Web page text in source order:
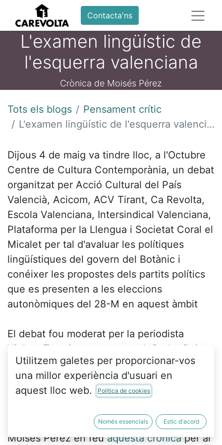
Contacta'ns
L'examen lingüístic de
l'esquerra valenciana
Crònica de Moisés Pérez
Tots els blogs
Pensament crític
L'examen lingüístic de l'esquerra valenciana
Dijous 4 de maig va tindre lloc, a l'Octubre
Centre de Cultura Contemporània, un debat
organitzat per Acció Cultural del País
Valencià, Acicom, ACV Tirant, Ca Revolta,
Escola Valenciana, Intersindical Valenciana,
Plataforma per la Llengua i Societat Coral el
Micalet per tal d'avaluar les polítiques
lingüístiques del govern del Botànic i
conéixer les propostes dels partits polítics
que es presenten a les eleccions
autonòmiques del 28-M en aquest àmbit
El debat fou moderat per la periodista
Violeta Tena i va comptar amb Pedro Ruiz,
del PSPV; Nathalie Torres, de Compromís;
Víctor Mansanet, d’Unides Podem; i Mikel
Forcada, d’Esquerra Republicana del País
Valencià
Moisés Pérez en feuaquesta crònicaper al
Utilitzem galetes per proporcionar-vos
una millor experiència d'usuari en
aquest lloc web.
Política de cookies
Només essencials Estic d'acord